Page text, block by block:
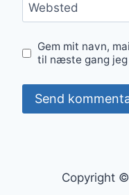
Websted
Gem mit navn,
til næste gang jeg
Copyright